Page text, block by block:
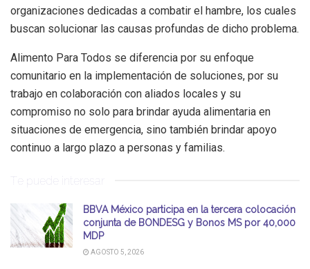
organizaciones dedicadas a combatir el hambre, los cuales
buscan solucionar las causas profundas de dicho problema.
Alimento Para Todos se diferencia por su enfoque
comunitario en la implementación de soluciones, por su
trabajo en colaboración con aliados locales y su
compromiso no solo para brindar ayuda alimentaria en
situaciones de emergencia, sino también brindar apoyo
continuo a largo plazo a personas y familias.
Te puede interesar
BBVA México participa en la tercera colocación
conjunta de BONDESG y Bonos MS por 40,000
MDP
AGOSTO 5, 2026